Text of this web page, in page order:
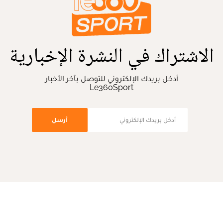
الاشتراك في النشرة الإخبارية
أدخل بريدك الإلكتروني للتوصل بآخر الأخبار
Le360Sport
أرسل